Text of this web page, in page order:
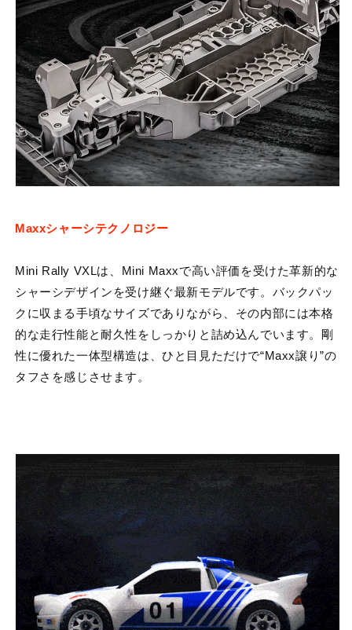
Maxxシャーシテクノロジー
Mini Rally VXLは、Mini Maxxで高い評価を受けた革新的な
シャーシデザインを受け継ぐ最新モデルです。バックパッ
クに収まる手頃なサイズでありながら、その内部には本格
的な走行性能と耐久性をしっかりと詰め込んでいます。剛
性に優れた一体型構造は、ひと目見ただけで“Maxx譲り”の
タフさを感じさせます。